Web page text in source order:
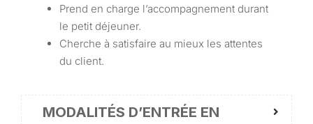
Prend en charge l’accompagnement durant
le petit déjeuner.
Cherche à satisfaire au mieux les attentes
du client.
MODALITÉS D’ENTRÉE EN